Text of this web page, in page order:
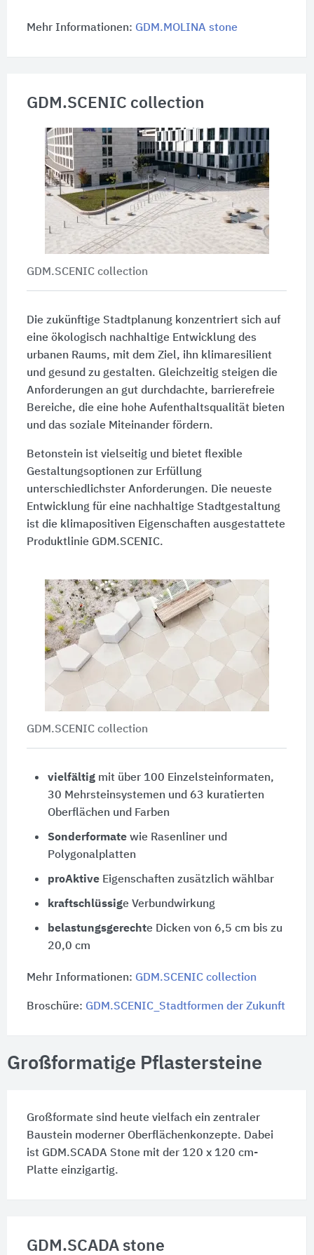
Mehr Informationen: GDM.MOLINA stone
GDM.SCENIC collection
GDM.SCENIC collection
Die zukünftige Stadtplanung konzentriert sich auf
eine ökologisch nachhaltige Entwicklung des
urbanen Raums, mit dem Ziel, ihn klimaresilient
und gesund zu gestalten. Gleichzeitig steigen die
Anforderungen an gut durchdachte, barrierefreie
Bereiche, die eine hohe Aufenthaltsqualität bieten
und das soziale Miteinander fördern.
Betonstein ist vielseitig und bietet flexible
Gestaltungsoptionen zur Erfüllung
unterschiedlichster Anforderungen. Die neueste
Entwicklung für eine nachhaltige Stadtgestaltung
ist die klimapositiven Eigenschaften ausgestattete
Produktlinie GDM.SCENIC.
GDM.SCENIC collection
vielfältigmit über 100 Einzelsteinformaten,
30 Mehrsteinsystemen und 63 kuratierten
Oberflächen und Farben
Sonderformatewie Rasenliner und
Polygonalplatten
proAktiveEigenschaften zusätzlich wählbar
kraftschlüssige Verbundwirkung
belastungsgerechte Dicken von 6,5 cm bis zu
20,0 cm
Mehr Informationen: GDM.SCENIC collection
Broschüre: GDM.SCENIC_Stadtformen der Zukunft
Großformatige Pflastersteine
Großformate sind heute vielfach ein zentraler
Baustein moderner Oberflächenkonzepte. Dabei
ist GDM.SCADA Stone mit der 120 x 120 cm-
Platte einzigartig.
GDM.SCADA stone